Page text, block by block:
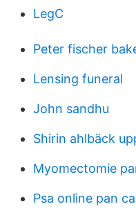
LegC
Peter fischer
Lensing funeral
John sandhu
Shirin ahlbäck
Myomectomie
Psa online pan